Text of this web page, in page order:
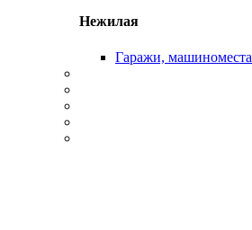
Нежилая
Гаражи, машиноместа